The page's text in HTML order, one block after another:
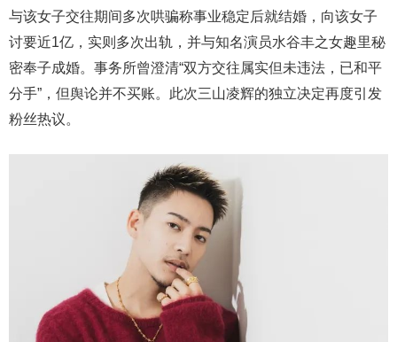
与该女子交往期间多次哄骗称事业稳定后就结婚，向该女子
讨要近1亿，实则多次出轨，并与知名演员水谷丰之女趣里秘
密奉子成婚。事务所曾澄清“双方交往属实但未违法，已和平
分手”，但舆论并不买账。此次三山凌辉的独立决定再度引发
粉丝热议。